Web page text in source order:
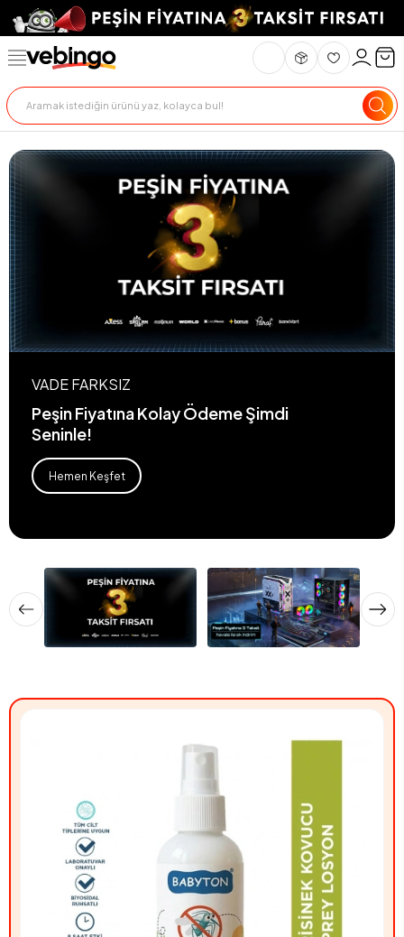
VADE FARKSIZ
Peşin Fiyatına Kolay Ödeme Şimdi
Seninle!
Hemen Keşfet